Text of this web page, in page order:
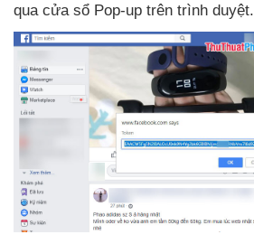
qua cửa sổ Pop-up trên trình duyệt.